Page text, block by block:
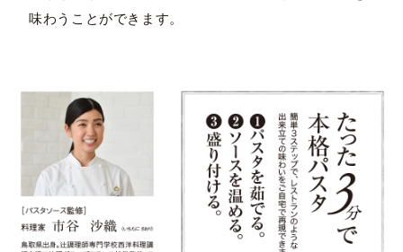
味わうことができます。